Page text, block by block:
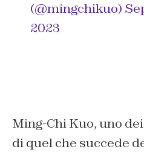
(@mingchikuo)
2023
Ming-Chi Kuo, uno
di quel che succede